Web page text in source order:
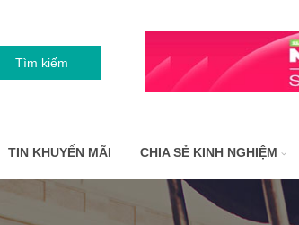
Tìm kiếm
TIN KHUYẾN MÃI CHIA SẺ KINH NGHIỆM